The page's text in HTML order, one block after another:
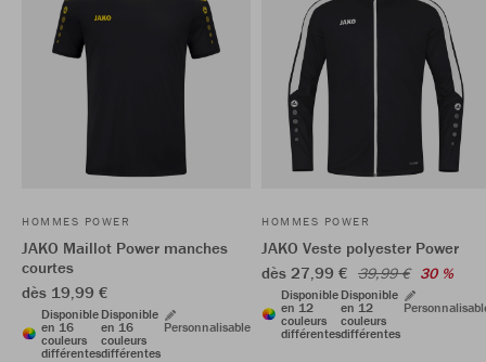
HOMMES POWER
JAKO Maillot Power manches
courtes
dès 19,99 €
Disponible
en 16
couleurs
différentes
Disponible
en 16
couleurs
différentes
Personnalisable
HOMMES POWER
JAKO Veste polyester Power
dès 27,99 € 39,99 € 30 %
Disponible
en 12
couleurs
différentes
Disponible
en 12
couleurs
différentes